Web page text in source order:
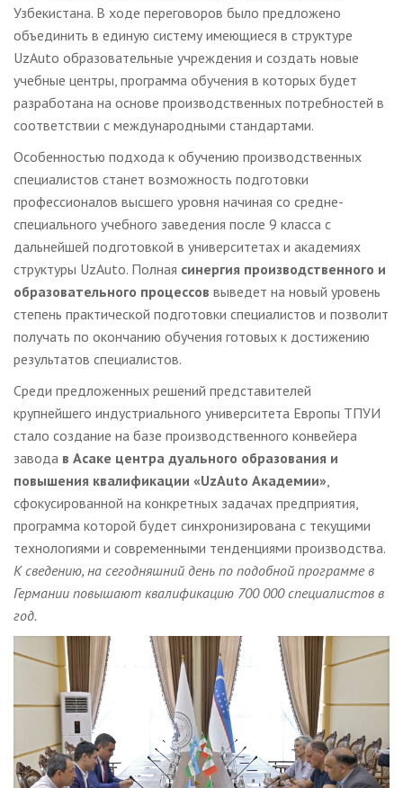
Узбекистана. В ходе переговоров было предложено
объединить в единую систему имеющиеся в структуре
UzAuto образовательные учреждения и создать новые
учебные центры, программа обучения в которых будет
разработана на основе производственных потребностей в
соответствии с международными стандартами.
Особенностью подхода к обучению производственных
специалистов станет возможность подготовки
профессионалов высшего уровня начиная со средне-
специального учебного заведения после 9 класса с
дальнейшей подготовкой в университетах и академиях
структуры UzAuto. Полная синергия производственного и
образовательного процессов выведет на новый уровень
степень практической подготовки специалистов и позволит
получать по окончанию обучения готовых к достижению
результатов специалистов.
Среди предложенных решений представителей
крупнейшего индустриального университета Европы ТПУИ
стало создание на базе производственного конвейера
завода в Асаке центра дуального образования и
повышения квалификации «UzAuto Академии»
сфокусированной на конкретных задачах предприятия,
программа которой будет синхронизирована с текущими
технологиями и современными тенденциями производства.
К сведению, на сегодняшний день по подобной программе в
Германии повышают квалификацию 700 000 специалистов в
год.